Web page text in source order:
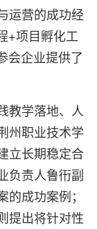
运营的成功经
+项目孵化工
会企业提供了
教学落地、人
州职业技术学
立长期稳定合
负责人鲁衎副
成功案例；
提出将针对性